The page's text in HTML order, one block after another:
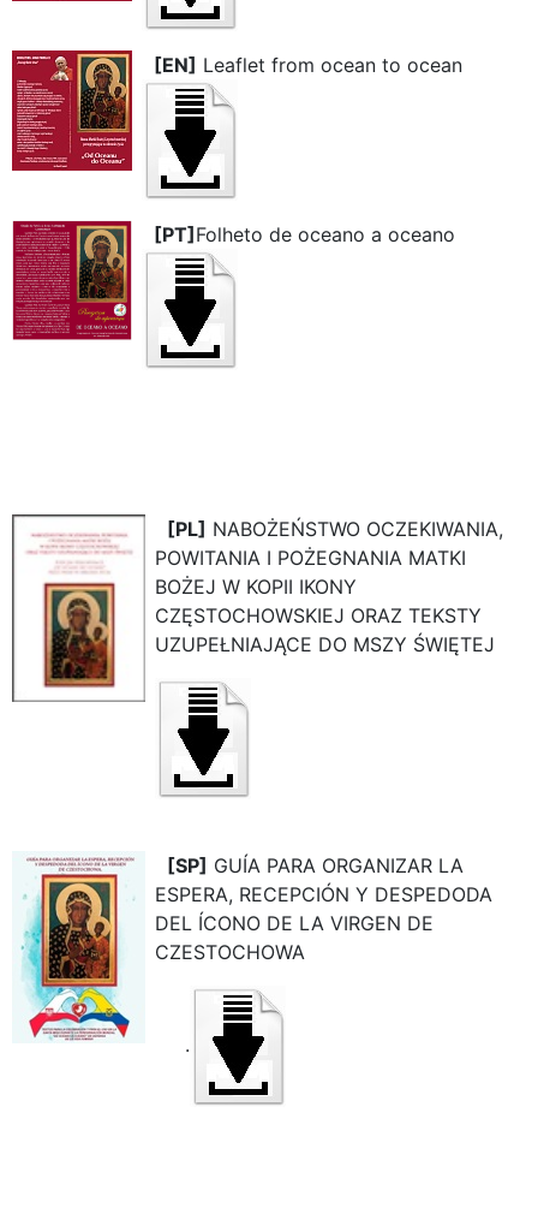
[EN] Leaflet from ocean to ocean
[PT]Folheto de oceano a oceano
[PL] NABOŻEŃSTWO OCZEKIWANIA,
POWITANIA I POŻEGNANIA MATKI
BOŻEJ W KOPII IKONY
CZĘSTOCHOWSKIEJ ORAZ TEKSTY
UZUPEŁNIAJĄCE DO MSZY ŚWIĘTEJ
[SP] GUÍA PARA ORGANIZAR LA
ESPERA, RECEPCIÓN Y DESPEDODA
DEL ÍCONO DE LA VIRGEN DE
CZESTOCHOWA
.